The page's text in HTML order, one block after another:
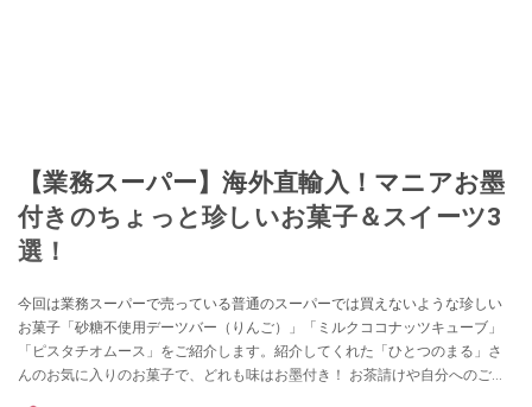
【業務スーパー】海外直輸入！マニアお墨
付きのちょっと珍しいお菓子＆スイーツ3
選！
今回は業務スーパーで売っている普通のスーパーでは買えないような珍しい
お菓子「砂糖不使用デーツバー（りんご）」「ミルクココナッツキューブ」
「ピスタチオムース」をご紹介します。紹介してくれた「ひとつのまる」さ
んのお気に入りのお菓子で、どれも味はお墨付き！ お茶請けや自分へのご褒